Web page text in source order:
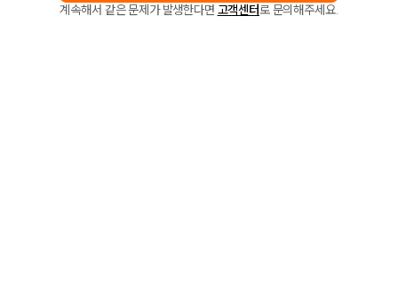
계속해서 같은 문제가 발생한다면 고객센터로 문의해주세요.